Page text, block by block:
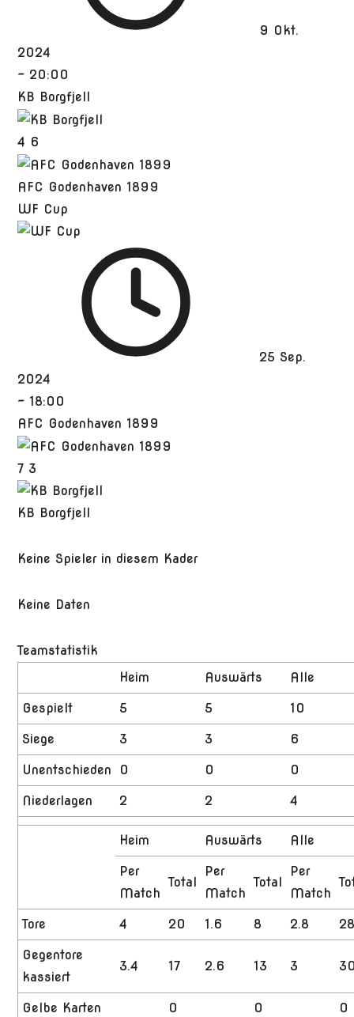
9 Okt.
2024
- 20:00
KB Borgfjell
4 6
AFC Godenhaven 1899
WF Cup
25 Sep.
2024
- 18:00
AFC Godenhaven 1899
7 3
KB Borgfjell
Keine Spieler in diesem Kader
Keine Daten
Teamstatistik
Heim
Auswärts Alle
Gespielt 5 5 10
Siege 3 3 6
Unentschieden 0 0 0
Niederlagen 2 2 4
Heim Auswärts Alle
Per
Match
Total
Per
Match
Total
Per
Match
Tore 4 20 1.6 8 2.8
Gegentore
kassiert
3.4 17 2.6 13 3
Gelbe Karten 0 0 0